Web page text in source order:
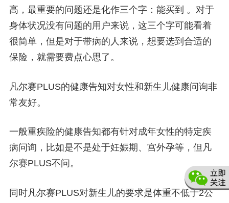
高，最重要的问题还是化作三个字： 能买到 。对于
身体状况没有问题的用户来说，这三个字可能看着
很简单，但是对于带病的人来说，想要选到合适的
保险，就需要费点心思了。
凡尔赛PLUS的健康告知对女性和新生儿健康问询非
常友好。
一般重疾险的健康告知都有针对成年女性的特定疾
病问询，比如是不是处于妊娠期、宫外孕等，但 凡
尔赛PLUS不问 。
同时凡尔赛PLUS对新生儿的要求是体重不低于2公